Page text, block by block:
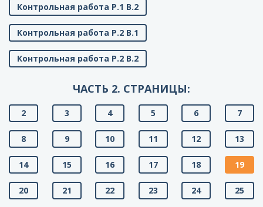
Контрольная работа Р.1 В.2
Контрольная работа Р.2 В.1
Контрольная работа Р.2 В.2
ЧАСТЬ 2. СТРАНИЦЫ:
2 3 4 5 6 7
8 9 10 11 12 13
14 15 16 17 18 19
20 21 22 23 24 25